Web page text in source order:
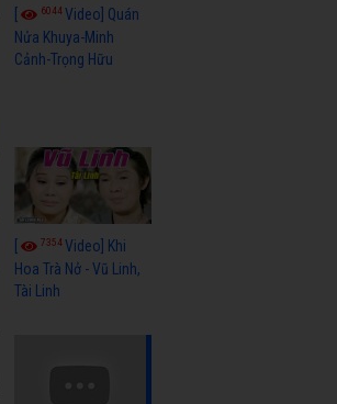
6044Video] Quán
Nửa Khuya-Minh
Cảnh-Trọng Hữu
7354Video] Khi
Hoa Trà Nở - Vũ Linh,
Tài Linh